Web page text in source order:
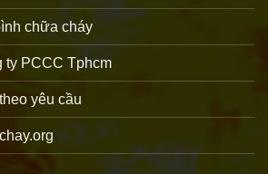
chữa cháy
ty PCCC Tphcm
yêu cầu